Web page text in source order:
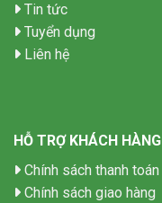
Tin tức
Tuyển dụng
Liên hệ
HỖ TRỢ KHÁCH HÀNG
Chính sách thanh toán
Chính sách giao hàng